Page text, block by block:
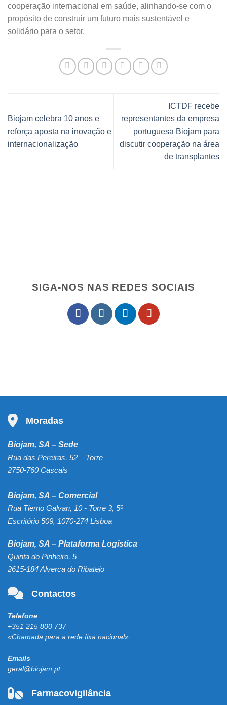
cooperação internacional em saúde, alinhando-se com o
propósito de construir um futuro mais sustentável e
solidário para o setor.
Biojam celebra 10 anos e
reforça aposta na inovação e
internacionalização
ICTDF recebe
representantes da empresa
portuguesa Biojam para
discutir cooperação na área
de transplantes
SIGA-NOS NAS REDES SOCIAIS
Moradas
Biojam, SA – Sede
Rua das Pereiras, 52 – Torre
2750-760 Cascais
Biojam, SA – Comercial
Rua Tierno Galvan, 10 - Torre 3, 5º
Escritório 509, 1070-274 Lisboa
Biojam, SA – Plataforma Logistica
Quinta do Pinheiro, 5
2615-184 Alverca do Ribatejo
Contactos
Telefone
+351 215 800 737
«Chamada para a rede fixa nacional»
Emails
geral@biojam.pt
Farmacovigilância